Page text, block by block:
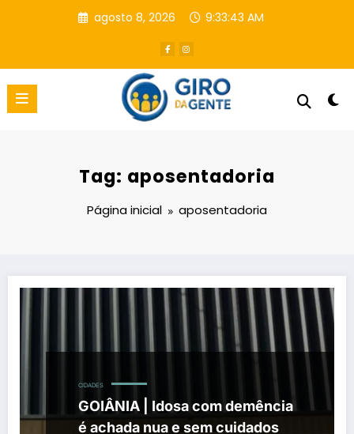
agosto 8, 2026 9:33:44 AM
Tag: aposentadoria
Página inicial aposentadoria
CIDADES
GOIÂNIA | Idosa com demência
é achada nua e sem cuidados